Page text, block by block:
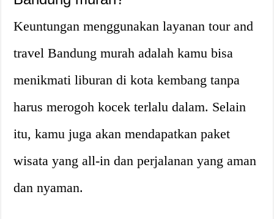
Keuntungan menggunakan layanan tour and
travel Bandung murah adalah kamu bisa
menikmati liburan di kota kembang tanpa
harus merogoh kocek terlalu dalam. Selain
itu, kamu juga akan mendapatkan paket
wisata yang all-in dan perjalanan yang aman
dan nyaman.